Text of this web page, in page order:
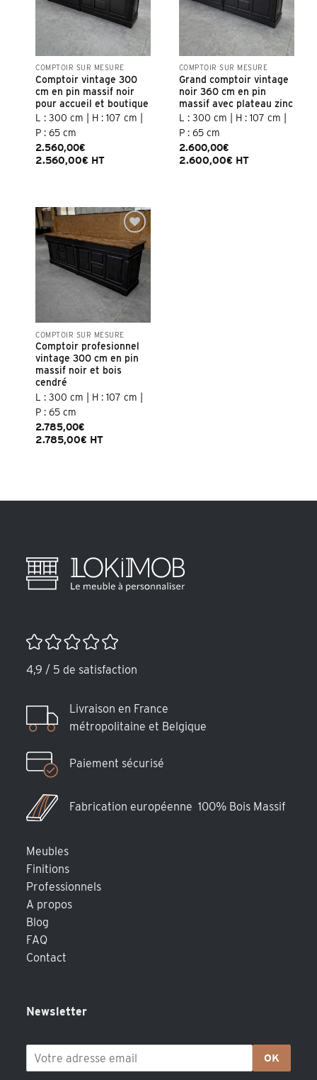
COMPTOIR SUR MESURE
Comptoir vintage 300
cm en pin massif noir
pour accueil et boutique
L : 300 cm | H : 107 cm |
P : 65 cm
2.560,00€
2.560,00€ HT
COMPTOIR SUR MESURE
Grand comptoir vintage
noir 360 cm en pin
massif avec plateau zinc
L : 300 cm | H : 107 cm |
P : 65 cm
2.600,00€
2.600,00€ HT
COMPTOIR SUR MESURE
Comptoir profesionnel
vintage 300 cm en pin
massif noir et bois
cendré
L : 300 cm | H : 107 cm |
P : 65 cm
2.785,00€
2.785,00€ HT
4,9 / 5 de satisfaction
Livraison en France
métropolitaine et Belgique
Paiement sécurisé
Fabrication européenne 100% Bois Massif
Meubles
Finitions
Professionnels
A propos
Blog
FAQ
Contact
Newsletter
OK